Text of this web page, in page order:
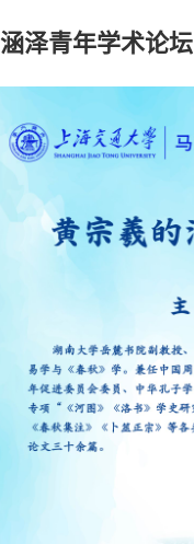
涵泽青年学术论